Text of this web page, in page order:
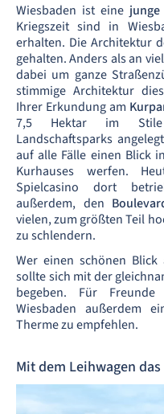
Wiesbaden ist eine
Kriegszeit sind in
erhalten. Die Architektur
gehalten. Anders als an
dabei um ganze
stimmige Architektur
Ihrer Erkundung am
7,5 Hektar im Stile
Landschaftsparks
auf alle Fälle einen Blick
Kurhauses werfen.
Spielcasino dort
außerdem, den
vielen, zum größten Teil
zu schlendern.
Wer einen schönen
sollte sich mit der
begeben. Für
Wiesbaden außerdem
Therme zu empfehlen.
Mit dem Leihwagen